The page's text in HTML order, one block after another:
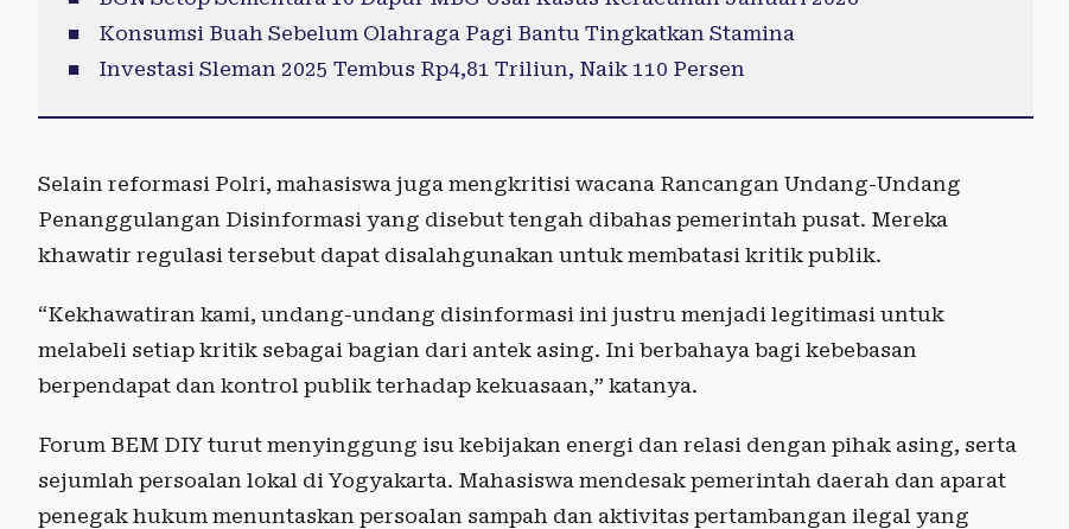
Konsumsi Buah Sebelum Olahraga Pagi Bantu Tingkatkan Stamina
Investasi Sleman 2025 Tembus Rp4,81 Triliun, Naik 110 Persen
Selain reformasi Polri, mahasiswa juga mengkritisi wacana Rancangan Undang-Undang
Penanggulangan Disinformasi yang disebut tengah dibahas pemerintah pusat. Mereka
khawatir regulasi tersebut dapat disalahgunakan untuk membatasi kritik publik.
“Kekhawatiran kami, undang-undang disinformasi ini justru menjadi legitimasi untuk
melabeli setiap kritik sebagai bagian dari antek asing. Ini berbahaya bagi kebebasan
berpendapat dan kontrol publik terhadap kekuasaan,” katanya.
Forum BEM DIY turut menyinggung isu kebijakan energi dan relasi dengan pihak asing, serta
sejumlah persoalan lokal di Yogyakarta. Mahasiswa mendesak pemerintah daerah dan aparat
penegak hukum menuntaskan persoalan sampah dan aktivitas pertambangan ilegal yang